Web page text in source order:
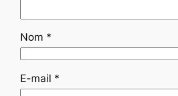
Nom *
E-mail *